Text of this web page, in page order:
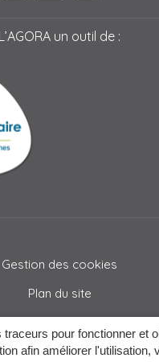
traceurs pour fonctionner et
afin améliorer l'utilisation,
L’AGORA un outil de :
Gestion des cookies
Plan du site
Mentions légales
Crédits